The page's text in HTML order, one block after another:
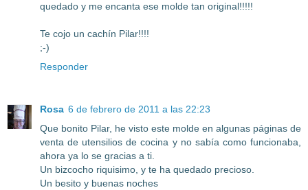
quedado y me encanta ese molde tan original!!!!!
Te cojo un cachín Pilar!!!!
;-)
Responder
Rosa 6 de febrero de 2011 a las 22:23
Que bonito Pilar, he visto este molde en algunas páginas de
venta de utensilios de cocina y no sabía como funcionaba,
ahora ya lo se gracias a ti.
Un bizcocho riquisimo, y te ha quedado precioso.
Un besito y buenas noches